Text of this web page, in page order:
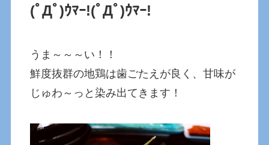
(ﾟДﾟ)ｳﾏｰ!(ﾟДﾟ)ｳﾏｰ!
うま～～～い！！
鮮度抜群の地鶏は歯ごたえが良く、甘味が
じゅわ～っと染み出てきます！